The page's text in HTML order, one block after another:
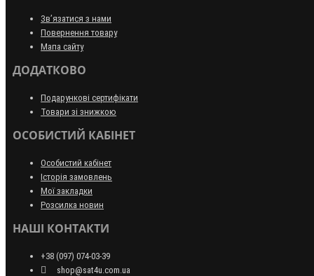
Зв’язатися з нами
Повернення товару
Мапа сайту
ДОДАТКОВО
Подарункові сертифікати
Товари зі знижкою
ОСОБИСТИЙ КАБІНЕТ
Особистий кабінет
Історія замовлень
Мої закладки
Розсилка новин
НАШІ КОНТАКТИ
+38 (097) 074-03-39
shop@sat4u.com.ua